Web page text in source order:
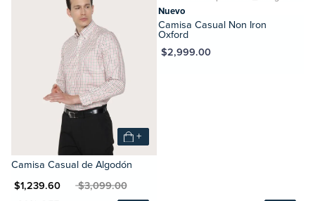
+
Camisa Casual de Algodón
$1,239.60MXN $3,099.00
Nuevo
Camisa Casual Non Iron
Oxford
MXN $2,999.00